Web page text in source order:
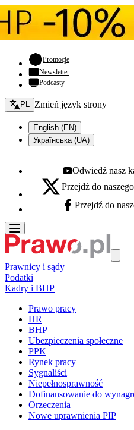
Promocje- otwiera się w nowej
Newsletter
Podcasty
Zmień język - bieżący:
PL Zmień język strony
English (EN)
Українська (UA)
Youtube - otwiera się w
Odwiedź nasz
X - otwiera się w nowej karcie
Przejdź do
Facebook - otwiera się w
Przejdź do
Prawnicy i sądy
Podatki
Kadry i BHP
Prawo pracy
HR
BHP
Ubezpieczenia społeczne
PPK
Rynek pracy
Sygnaliści
Niepełnosprawność
Dofinansowanie do
Orzeczenia
Nowe uprawnienia PIP